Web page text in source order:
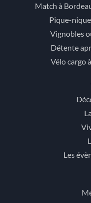
Match à
Pique-
Vignobles
Détente
Vélo cargo
Les